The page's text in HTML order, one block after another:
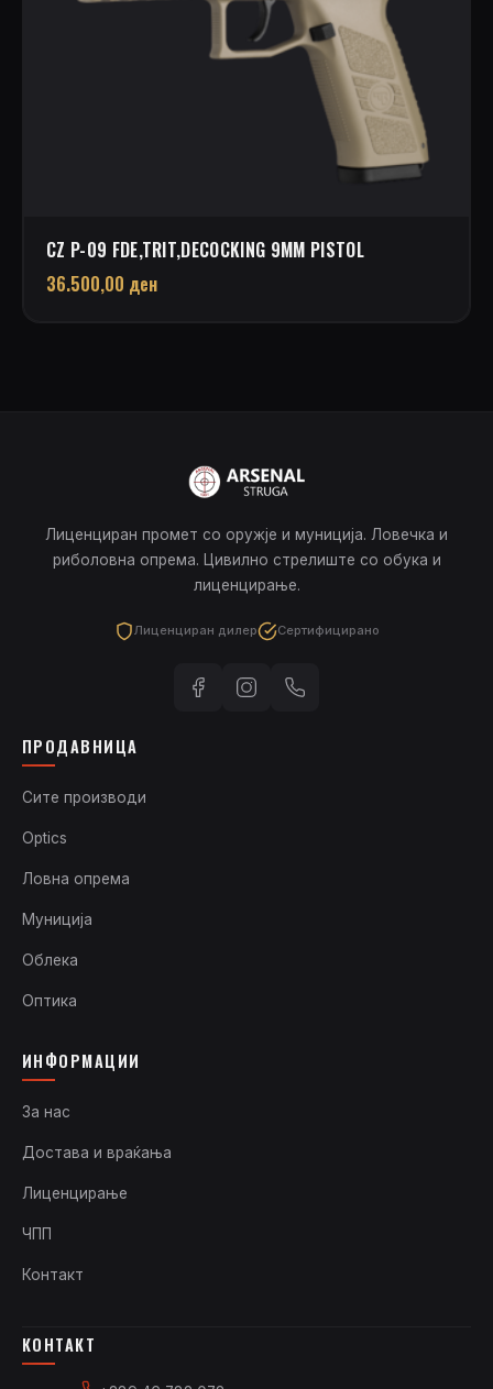
CZ P-09 FDE,TRIT,DECOCKING 9MM PISTOL
36.500,00 ден
Лиценциран промет со оружје и муниција. Ловечка и
риболовна опрема. Цивилно стрелиште со обука и
лиценцирање.
Лиценциран дилер Сертифицирано
ПРОДАВНИЦА
Сите производи
Optics
Ловна опрема
Муниција
Облека
Оптика
ИНФОРМАЦИИ
За нас
Достава и враќања
Лиценцирање
ЧПП
Контакт
КОНТАКТ